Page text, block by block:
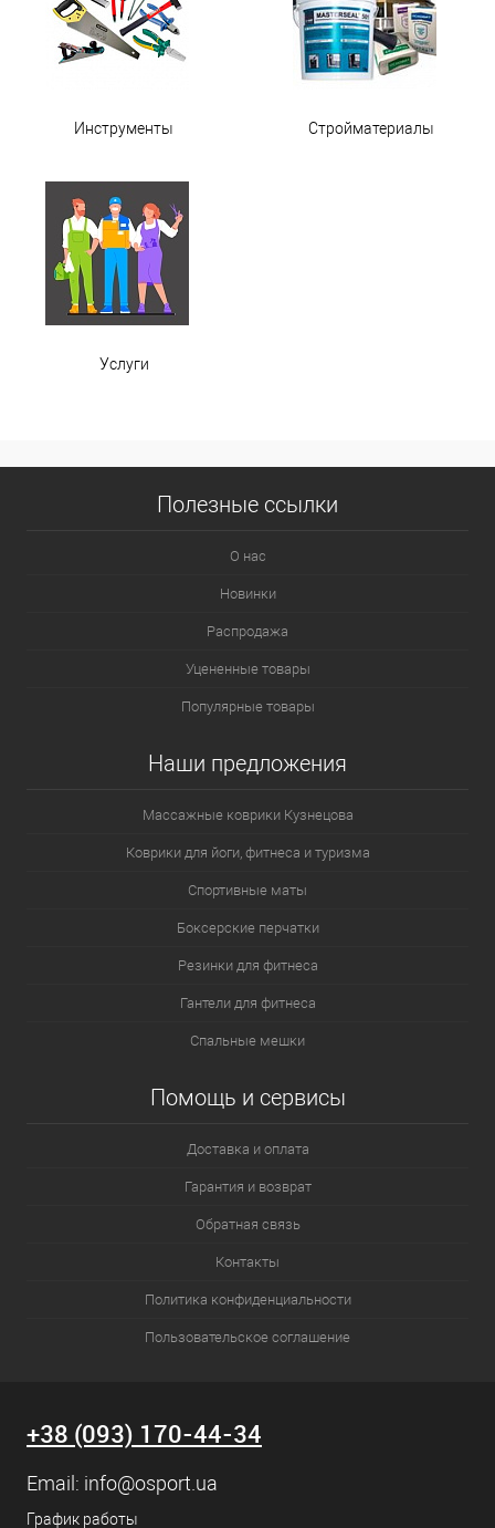
Инструменты Стройматериалы
Услуги
Полезные ссылки
О нас
Новинки
Распродажа
Уцененные товары
Популярные товары
Наши предложения
Массажные коврики Кузнецова
Коврики для йоги, фитнеса и туризма
Спортивные маты
Боксерские перчатки
Резинки для фитнеса
Гантели для фитнеса
Спальные мешки
Помощь и сервисы
Доставка и оплата
Гарантия и возврат
Обратная связь
Контакты
Политика конфиденциальности
Пользовательское соглашение
+38 (093) 170-44-34
Email: info@osport.ua
График работы